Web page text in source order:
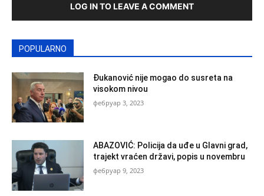
LOG IN TO LEAVE A COMMENT
POPULARNO
Đukanović nije mogao do susreta na
visokom nivou
фебруар 3, 2023
ABAZOVIĆ: Policija da uđe u Glavni grad,
trajekt vraćen državi, popis u novembru
фебруар 9, 2023